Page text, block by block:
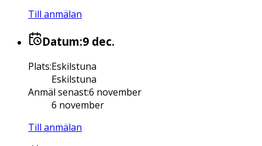
Till anmälan
Datum:9 dec.
Plats:Eskilstuna
Eskilstuna
Anmäl senast:6 november
6 november
Till anmälan